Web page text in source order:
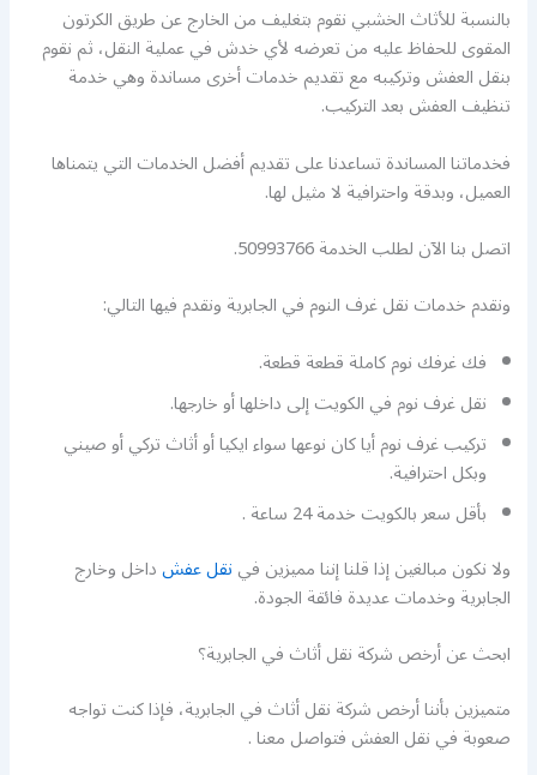
بالنسبة للأثاث الخشبي نقوم بتغليف من الخارج عن طريق الكرتون
المقوى للحفاظ عليه من تعرضه لأي خدش في عملية النقل، ثم نقوم
بنقل العفش وتركيبه مع تقديم خدمات أخرى مساندة وهي خدمة
تنظيف العفش بعد التركيب.
فخدماتنا المساندة تساعدنا على تقديم أفضل الخدمات التي يتمناها
العميل، وبدقة واحترافية لا مثيل لها.
اتصل بنا الآن لطلب الخدمة 50993766.
ونقدم خدمات نقل غرف النوم في الجابرية ونقدم فيها التالي:
فك غرفك نوم كاملة قطعة قطعة.
نقل غرف نوم في الكويت إلى داخلها أو خارجها.
تركيب غرف نوم أيا كان نوعها سواء ايكيا أو أثاث تركي أو صيني
وبكل احترافية.
بأقل سعر بالكويت خدمة 24 ساعة .
ولا نكون مبالغين إذا قلنا إننا مميزين فينقل عفشداخل وخارج
الجابرية وخدمات عديدة فائقة الجودة.
ابحث عن أرخص شركة نقل أثاث في الجابرية؟
متميزين بأننا أرخص شركة نقل أثاث في الجابرية، فإذا كنت تواجه
صعوبة في نقل العفش فتواصل معنا .